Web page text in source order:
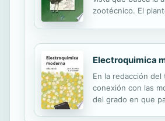
zootécnico. El
Electroquimica
En la redacción
conexión con las
del grado en que